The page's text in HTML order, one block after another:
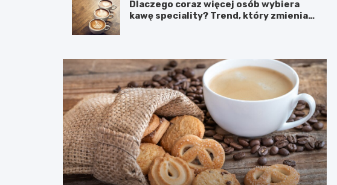
Dlaczego coraz więcej osób wybiera
kawę speciality? Trend, który zmienia